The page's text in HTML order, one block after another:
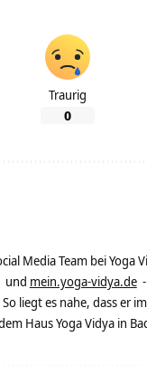
Traurig
0
Media Team bei Yoga
und mein.yoga-vidya.de
liegt es nahe, dass er
Haus Yoga Vidya in